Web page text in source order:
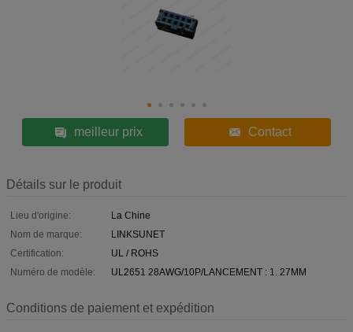
meilleur prix Contact
Détails sur le produit
Lieu d'origine:
La Chine
Nom de marque:
LINKSUNET
Certification:
UL / ROHS
Numéro de modèle:
UL2651 28AWG/10P/LANCEMENT : 1. 27MM
Conditions de paiement et expédition